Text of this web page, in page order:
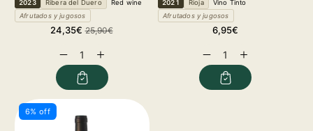
2023 Ribera del Duero
Red wine
Afrutados y jugosos
Sale
24,35€ Regular
25,90€
Decrease
quantity
Increase
quantity
for
2021 Rioja
Vino Tinto
Afrutados y jugosos
Regular
6,95€
Decrease
quantity
Increase
quantity
for
6% off